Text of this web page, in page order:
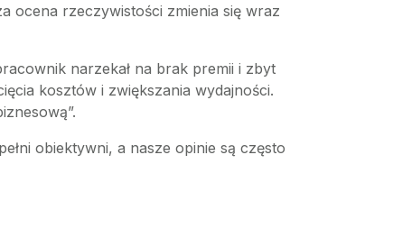
ocena rzeczywistości zmienia się wraz
narzekał na brak premii i zbyt
kosztów i zwiększania wydajności.
obiektywni, a nasze opinie są często